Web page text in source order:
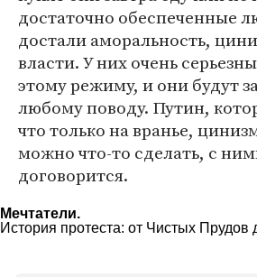
достаточно обеспеченные
достали аморальность,
власти. У них очень
этому режиму, и они будут
любому поводу. Путин,
что только на вранье,
можно что-то сделать, с
договорится.
Мечтатели.
История протеста: от Чистых Прудов